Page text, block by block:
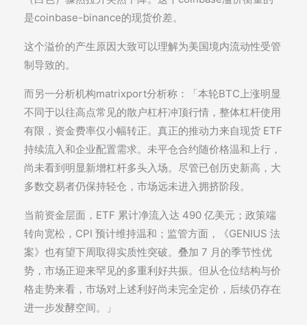
是coinbase-binance的现货价差。
这个溢价的产生原因大致可以理解为美国境内流动性受管
制导致的。
而另一分析机构matrixport分析称：「本轮BTC上涨明显
不同于以往高点常见的散户杠杆冲顶行情，整体杠杆使用
有限，资金费率仅小幅转正。真正的推动力来自现货 ETF
持续流入和企业配置需求。未平仓合约随价格温和上行，
尚未看到明显新增杠杆多头入场。尽管已创历史新高，大
多数交易者仍保持轻仓，市场远未进入拥挤阶段。
当前资金层面，ETF 累计净流入达 490 亿美元；政策端
转向宽松，CPI 预计维持温和；监管方面，《GENIUS 法
案》也有望下周取得实质性突破。叠加 7 月的季节性优
势，市场正迎来罕见的多重利好共振。但从仓位结构与价
格走势来看，市场对上述利好尚未完全定价，后续仍存在
进一步发酵空间。」